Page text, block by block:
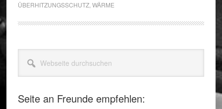
ÜBERHITZUNGSSCHUTZ, WÄRME
Seitenspalte
durchsuchen
Seite an Freunde empfehlen: